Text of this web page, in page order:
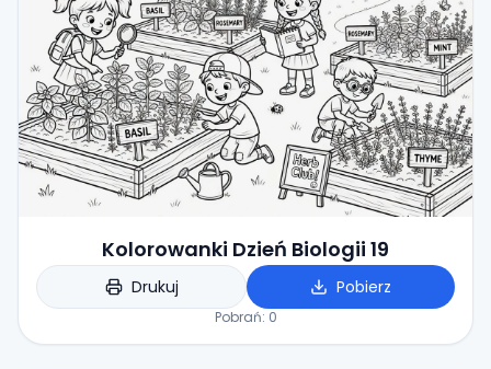
Kolorowanki Dzień Biologii 19
Drukuj Pobierz
Pobrań: 0